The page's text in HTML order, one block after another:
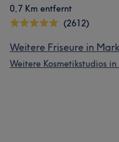
0,7 Km entfernt
(2612)
Weitere Friseure in
Weitere Kosmetikstudios